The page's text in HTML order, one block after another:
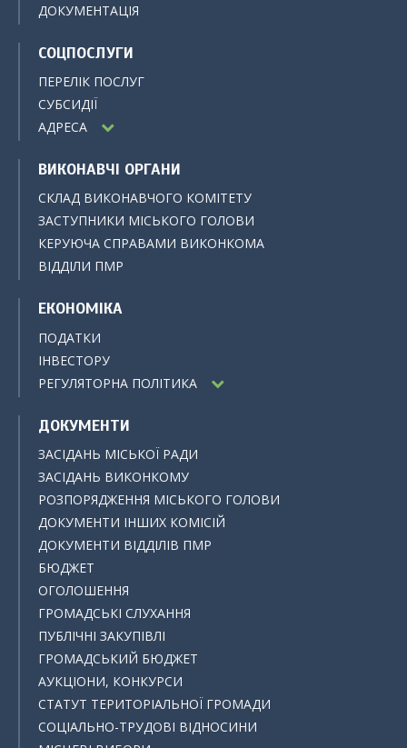
ДОКУМЕНТАЦІЯ
СОЦПОСЛУГИ
ПЕРЕЛІК ПОСЛУГ
СУБСИДІЇ
АДРЕСА
ВИКОНАВЧІ ОРГАНИ
СКЛАД ВИКОНАВЧОГО КОМІТЕТУ
ЗАСТУПНИКИ МІСЬКОГО ГОЛОВИ
КЕРУЮЧА СПРАВАМИ ВИКОНКОМА
ВІДДІЛИ ПМР
ЕКОНОМІКА
ПОДАТКИ
ІНВЕСТОРУ
РЕГУЛЯТОРНА ПОЛІТИКА
ДОКУМЕНТИ
ЗАСІДАНЬ МІСЬКОЇ РАДИ
ЗАСІДАНЬ ВИКОНКОМУ
РОЗПОРЯДЖЕННЯ МІСЬКОГО ГОЛОВИ
ДОКУМЕНТИ ІНШИХ КОМІСІЙ
ДОКУМЕНТИ ВІДДІЛІВ ПМР
БЮДЖЕТ
ОГОЛОШЕННЯ
ГРОМАДСЬКІ СЛУХАННЯ
ПУБЛІЧНІ ЗАКУПІВЛІ
ГРОМАДСЬКИЙ БЮДЖЕТ
АУКЦІОНИ, КОНКУРСИ
СТАТУТ ТЕРИТОРІАЛЬНОЇ ГРОМАДИ
СОЦІАЛЬНО-ТРУДОВІ ВІДНОСИНИ